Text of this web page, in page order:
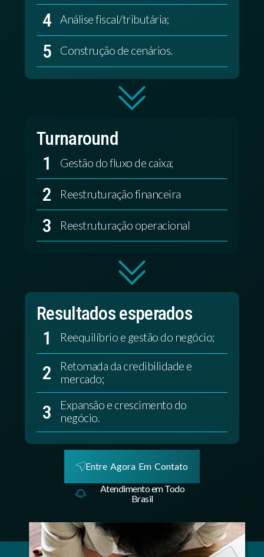
4 Análise fiscal/tributária;
5 Construção de cenários.
Turnaround
1
Gestão do fluxo de caixa;
2 Reestruturação financeira
3 Reestruturação operacional
Resultados esperados
1
Reequilíbrio e gestão do negócio;
2
Retomada da credibilidade e
mercado;
3
Expansão e crescimento do
negócio.
Entre Agora Em Contato
Atendimento em Todo
Brasil